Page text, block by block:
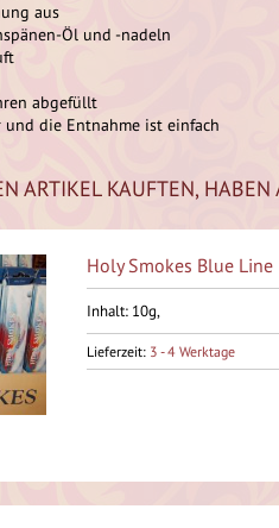
aus
Öl und -nadeln
abgefüllt
die Entnahme ist einfach
ARTIKEL KAUFTEN, HABEN
Holy Smokes Blue Line
Inhalt: 10g,
Lieferzeit: 3 - 4 Werktage